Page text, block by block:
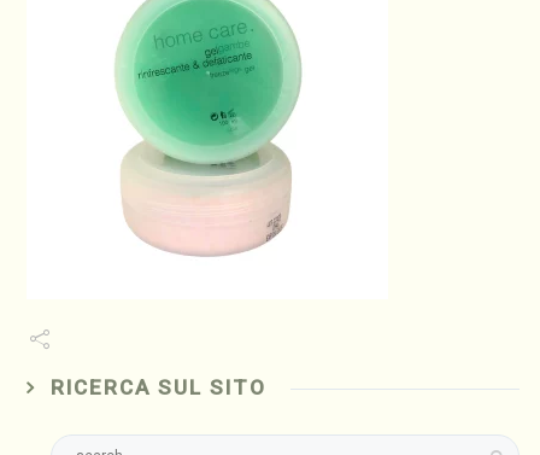
RICERCA SUL SITO